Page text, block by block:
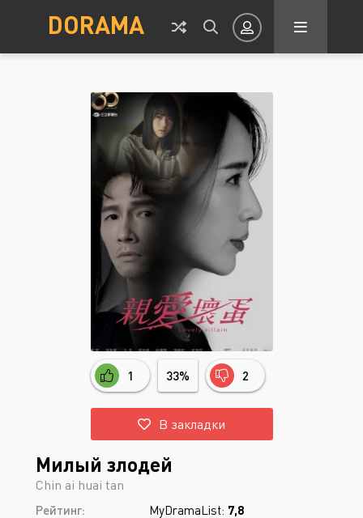
DORAMA
Авторизация
Запомнить
ВОЙТИ НА САЙТ
Регистрация Восстановить пароль
Или войти через
1 33% 2
В закладки
Милый злодей
Chin ai huai tan
Рейтинг: MyDramaList: 7,8